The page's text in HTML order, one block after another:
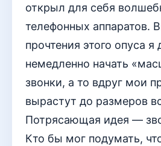
открыл для себя
телефонных аппаратов.
прочтения этого опуса я
немедленно начать
звонки, а то вдруг мои
вырастут до размеров
Потрясающая идея —
Кто бы мог подумать,